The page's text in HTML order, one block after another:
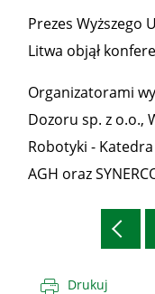
Prezes Wyższego
Litwa objął
Organizatorami
Dozoru sp. z o.o.,
Robotyki -
AGH oraz
Drukuj